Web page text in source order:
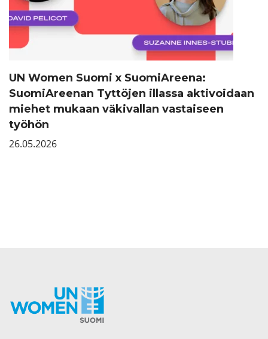
UN Women Suomi x SuomiAreena:
SuomiAreenan Tyttöjen illassa aktivoidaan
miehet mukaan väkivallan vastaiseen
työhön
26.05.2026